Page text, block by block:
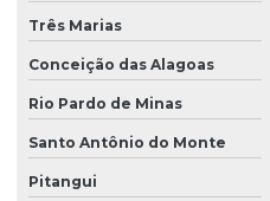
Três Marias
Conceição das Alagoas
Rio Pardo de Minas
Santo Antônio do Monte
Pitangui